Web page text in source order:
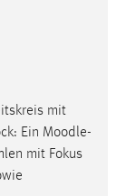
mit
Ein Moodle-
mit Fokus
können.